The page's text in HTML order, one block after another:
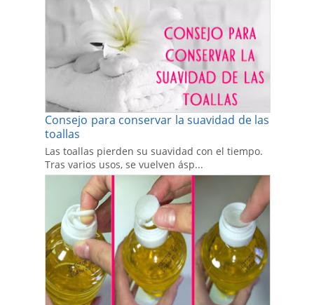
Consejo para conservar la suavidad de las
toallas
Las toallas pierden su suavidad con el tiempo.
Tras varios usos, se vuelven ásp...